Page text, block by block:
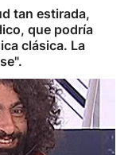
tan estirada,
que podría
clásica. La